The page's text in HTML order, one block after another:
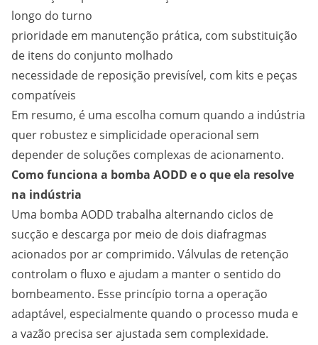
longo do turno
prioridade em manutenção prática, com substituição
de itens do conjunto molhado
necessidade de reposição previsível, com kits e peças
compatíveis
Em resumo, é uma escolha comum quando a indústria
quer robustez e simplicidade operacional sem
depender de soluções complexas de acionamento.
Como funciona a bomba AODD e o que ela resolve
na indústria
Uma bomba AODD trabalha alternando ciclos de
sucção e descarga por meio de dois diafragmas
acionados por ar comprimido. Válvulas de retenção
controlam o fluxo e ajudam a manter o sentido do
bombeamento. Esse princípio torna a operação
adaptável, especialmente quando o processo muda e
a vazão precisa ser ajustada sem complexidade.